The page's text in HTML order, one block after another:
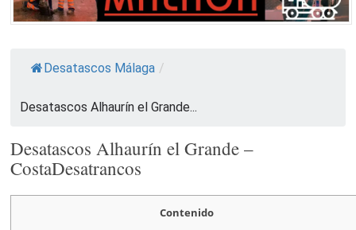
Desatascos Málaga /
Desatascos Alhaurín el Grande...
Desatascos Alhaurín el Grande –
CostaDesatrancos
Contenido